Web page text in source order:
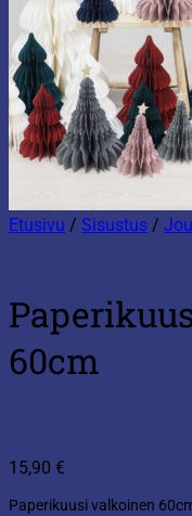
Etusivu / Sisustus /
60cm
15,90 €
Paperikuusi valkoinen